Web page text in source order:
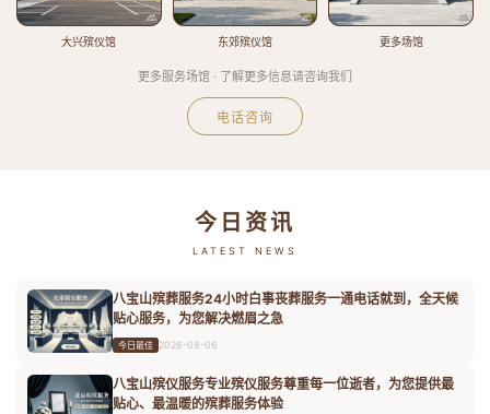
大兴殡仪馆 东郊殡仪馆 更多场馆
更多服务场馆 · 了解更多信息请咨询我们
电话咨询
今日资讯
LATEST NEWS
八宝山殡葬服务24小时白事丧葬服务一通电话就到，全天候
贴心服务，为您解决燃眉之急
今日最佳 2026-08-06
八宝山殡仪服务专业殡仪服务尊重每一位逝者，为您提供最
贴心、最温暖的殡葬服务体验